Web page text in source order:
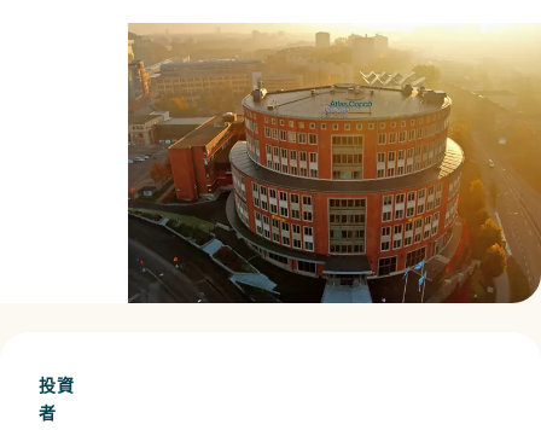
投資
者